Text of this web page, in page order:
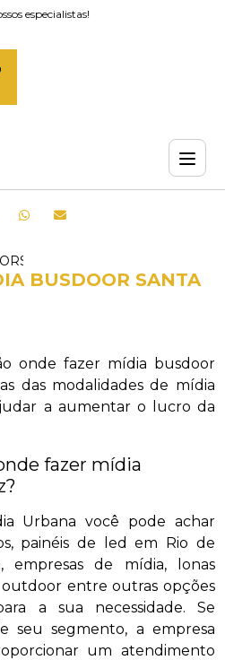
especialistas!
BUSDOOR SANTA
onde fazer mídia busdoor
das modalidades de mídia
a aumentar o lucro da
fazer mídia
Urbana você pode achar
painéis de led em Rio de
empresas de mídia, lonas
entre outras opções
a sua necessidade. Se
seu segmento, a empresa
um atendimento